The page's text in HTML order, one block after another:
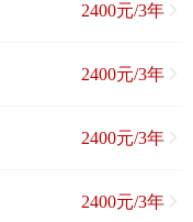
2400元/3年
2400元/3年
2400元/3年
2400元/3年